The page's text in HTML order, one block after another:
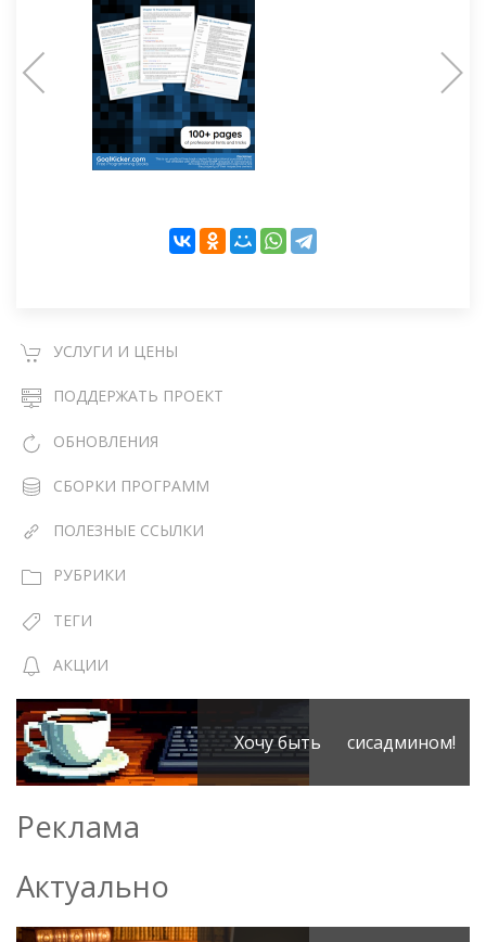
УСЛУГИ И ЦЕНЫ
ПОДДЕРЖАТЬ ПРОЕКТ
ОБНОВЛЕНИЯ
СБОРКИ ПРОГРАММ
ПОЛЕЗНЫЕ ССЫЛКИ
РУБРИКИ
ТЕГИ
АКЦИИ
Хочу быть сисадмином!
Реклама
Актуально